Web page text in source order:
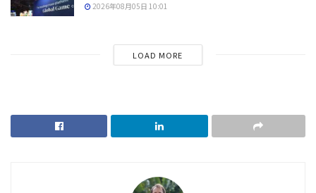
2026年08月05日 10:01
LOAD MORE